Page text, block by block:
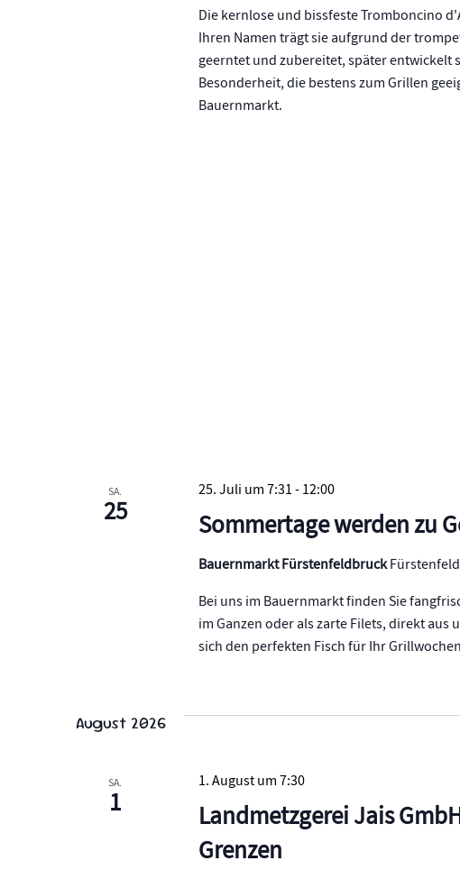
Die kernlose und bissfeste Tromboncino
Ihren Namen trägt sie aufgrund der
geerntet und zubereitet, später entwickelt
Besonderheit, die bestens zum Grillen
Bauernmarkt.
SA.
25 Sommertage werden zu
25. Juli um 7:31-12:00
Bauernmarkt Fürstenfeldbruck
Bei uns im Bauernmarkt finden Sie
im Ganzen oder als zarte Filets, direkt aus
sich den perfekten Fisch für Ihr
August 2026
SA.
1
Landmetzgerei Jais
Grenzen
1. August um 7:30